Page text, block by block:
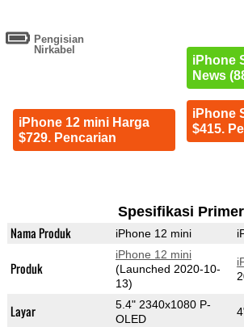
Pengisian
Nirkabel
iPhone 12 mini Harga
$729. Pencarian
iPhone
News
iPhone
$415.
Spesifikasi Primer
Nama Produk iPhone 12 mini
Produk
iPhone 12 mini
(Launched 2020-10-
13)
Layar
5.4" 2340x1080 P-
OLED